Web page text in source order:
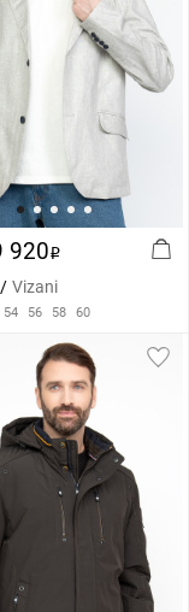
920i
Vizani
54 56 58 60